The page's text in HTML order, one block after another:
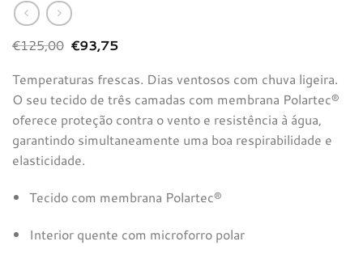
€125,00 O
preço
era:
€125,00.
€93,75O
é:
€93,75.
Temperaturas frescas. Dias ventosos com chuva ligeira.
O seu tecido de três camadas com membrana Polartec®
oferece proteção contra o vento e resistência à água,
garantindo simultaneamente uma boa respirabilidade e
elasticidade.
Tecido com membrana Polartec®
Interior quente com microforro polar